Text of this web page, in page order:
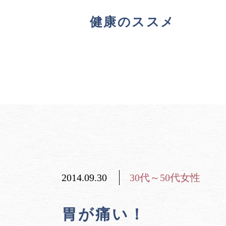
健康のススメ
2014.09.30 30代～50代女性
胃が痛い！